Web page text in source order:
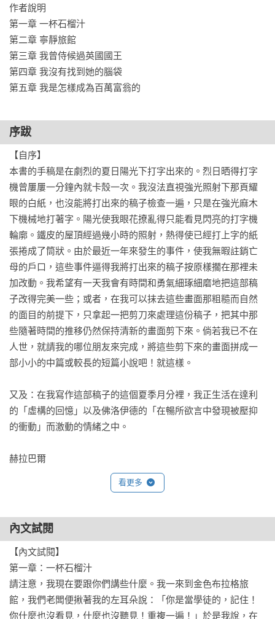
作者說明
第一章 一杯石榴汁
第二章 寧靜旅館
第三章 我曾侍候過英國國王
第四章 我沒有找到她的腦袋
序跋
【自序】
本書的手稿是在劇烈的夏日陽光下打字出來的。烈日晒得打字
機曾屢屢一分鐘內就卡殼一次。我沒法直視強光照射下那頁耀
眼的白紙，也沒能將打出來的稿子檢查一遍，只是在強光麻木
下機械地打著字。陽光使我眼花撩亂得只能看見閃亮的打字機
輪廓。鐵皮的屋頂經過幾小時的照射，熱得使已經打上字的紙
張捲成了筒狀。由於最近一年來發生的事件，使我無暇註銷亡
母的戶口，這些事件逼得我將打出來的稿子按原樣擱在那裡未
加改動。我希望有一天我會有時間和勇氣細琢細磨地把這部稿
子改得完美一些；或者，在我可以抹去這些畫面那粗糙而自然
的面目的前提下，只拿起一把剪刀來處理這份稿子，把其中那
些隨著時間的推移仍然保持清新的畫面剪下來。倘若我已不在
人世，就請我的哪位朋友來完成，將這些剪下來的畫面拼成一
部小小的中篇或較長的短篇小說吧！就這樣。
又及：在我寫作這部稿子的這個夏季月分裡，我正生活在達利
的「虛構的回憶」以及佛洛伊德的「在暢所欲言中發現被壓抑
的衝動」而激動的情緒之中。
赫拉巴爾
看更多
內文試閱
【內文試閱】
第一章：一杯石榴汁
請注意，我現在要跟你們講些什麼。我一來到金色布拉格旅
館，我們老闆便揪著我的左耳朵說：「你是當學徒的，記住！
你什麼也沒看見，什麼也沒聽見！重複一遍！」於是我說，在